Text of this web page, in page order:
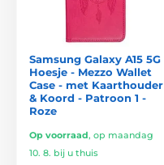
Samsung Galaxy A15 5G
Hoesje - Mezzo Wallet
Case - met Kaarthouder
& Koord - Patroon 1 -
Roze
Op voorraad, op maandag
10. 8. bij u thuis